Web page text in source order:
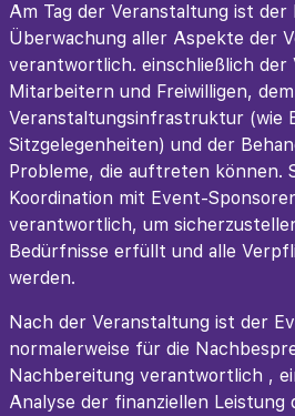
Am Tag der Veranstaltung ist
Überwachung aller Aspekte der
verantwortlich. einschließlich der
Mitarbeitern und Freiwilligen,
Veranstaltungsinfrastruktur (wie
Sitzgelegenheiten) und der
Probleme, die auftreten können.
Koordination mit Event-
verantwortlich, um
Bedürfnisse erfüllt und alle
werden.
Nach der Veranstaltung ist der
normalerweise für die
Nachbereitung verantwortlich ,
Analyse der finanziellen Leistung